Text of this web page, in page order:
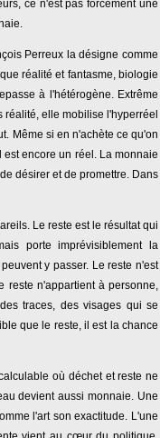
ce n'est pas forcément une
Perreux la désigne comme
réalité et fantasme, biologie
à l'hétérogène. Extrême
elle mobilise l'hyperréel
Même si en n'achète ce qu'on
encore un réel. La monnaie
désirer et de promettre. Dans
Le reste est le résultat qui
porte imprévisiblement la
y passer. Le reste n'est
reste n'appartient à personne,
traces, des visages qui se
que le reste, il est la chance
où déchet et reste ne
devient aussi monnaie. Une
l'art son exactitude. L'une